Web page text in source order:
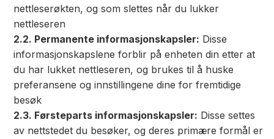
nettleserøkten, og som slettes når du lukker
nettleseren
2.2. Permanente informasjonskapsler: Disse
informasjonskapslene forblir på enheten din etter at
du har lukket nettleseren, og brukes til å huske
preferansene og innstillingene dine for fremtidige
besøk
2.3. Førsteparts informasjonskapsler: Disse settes
av nettstedet du besøker, og deres primære formål er